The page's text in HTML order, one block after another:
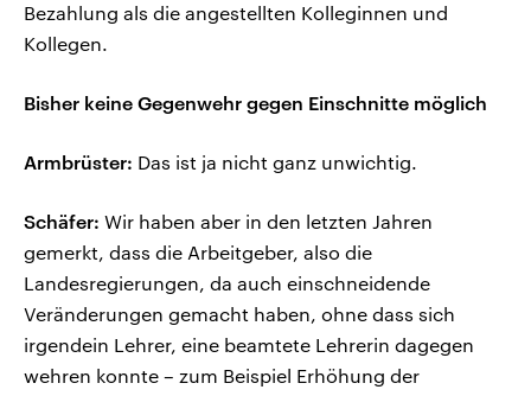
Bezahlung als die angestellten Kolleginnen und
Kollegen.
Bisher keine Gegenwehr gegen Einschnitte möglich
Armbrüster: Das ist ja nicht ganz unwichtig.
Schäfer: Wir haben aber in den letzten Jahren
gemerkt, dass die Arbeitgeber, also die
Landesregierungen, da auch einschneidende
Veränderungen gemacht haben, ohne dass sich
irgendein Lehrer, eine beamtete Lehrerin dagegen
wehren konnte – zum Beispiel Erhöhung der